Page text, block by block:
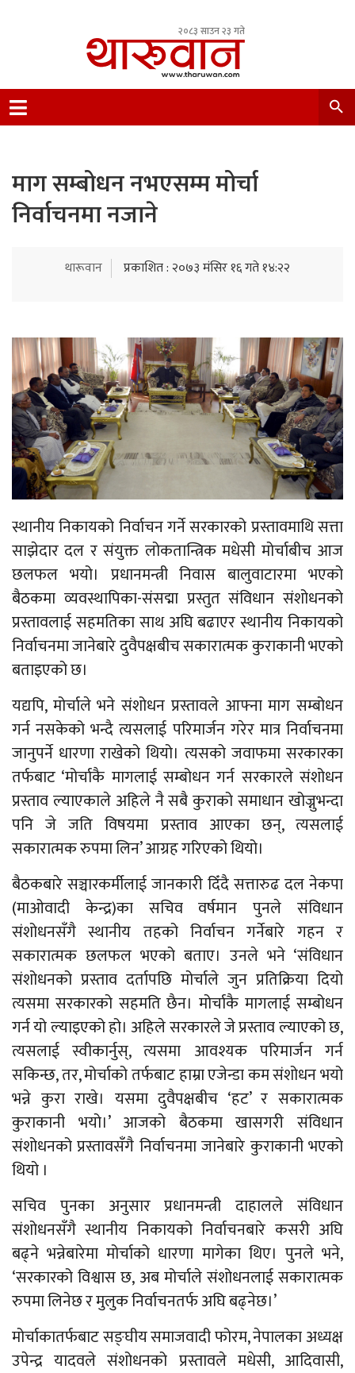
२०८३ साउन २३ गते
Nepal.
माग सम्बोधन नभएसम्म मोर्चा
निर्वाचनमा नजाने
थारूवान प्रकाशित : २०७३ मंसिर १६ गते १४:२२
स्थानीय निकायको निर्वाचन गर्ने सरकारको प्रस्तावमाथि सत्ता
साझेदार दल र संयुक्त लोकतान्त्रिक मधेसी मोर्चाबीच आज
छलफल भयो। प्रधानमन्त्री निवास बालुवाटारमा भएको
बैठकमा व्यवस्थापिका-संसद्मा प्रस्तुत संविधान संशोधनको
प्रस्तावलाई सहमतिका साथ अघि बढाएर स्थानीय निकायको
निर्वाचनमा जानेबारे दुवैपक्षबीच सकारात्मक कुराकानी भएको
बताइएको छ।
यद्यपि, मोर्चाले भने संशोधन प्रस्तावले आफ्ना माग सम्बोधन
गर्न नसकेको भन्दै त्यसलाई परिमार्जन गरेर मात्र निर्वाचनमा
जानुपर्ने धारणा राखेको थियो। त्यसको जवाफमा सरकारका
तर्फबाट ‘मोर्चाकै मागलाई सम्बोधन गर्न सरकारले संशोधन
प्रस्ताव ल्याएकाले अहिले नै सबै कुराको समाधान खोज्नुभन्दा
पनि जे जति विषयमा प्रस्ताव आएका छन्, त्यसलाई
सकारात्मक रुपमा लिन’ आग्रह गरिएको थियो।
बैठकबारे सञ्चारकर्मीलाई जानकारी दिँदै सत्तारुढ दल नेकपा
(माओवादी केन्द्र)का सचिव वर्षमान पुनले संविधान
संशोधनसँगै स्थानीय तहको निर्वाचन गर्नेबारे गहन र
सकारात्मक छलफल भएको बताए। उनले भने ‘संविधान
संशोधनको प्रस्ताव दर्तापछि मोर्चाले जुन प्रतिक्रिया दियो
त्यसमा सरकारको सहमति छैन। मोर्चाकै मागलाई सम्बोधन
गर्न यो ल्याइएको हो। अहिले सरकारले जे प्रस्ताव ल्याएको छ,
त्यसलाई स्वीकार्नुस्, त्यसमा आवश्यक परिमार्जन गर्न
सकिन्छ, तर, मोर्चाको तर्फबाट हाम्रा एजेन्डा कम संशोधन भयो
भन्ने कुरा राखे। यसमा दुवैपक्षबीच ‘हट’ र सकारात्मक
कुराकानी भयो।’ आजको बैठकमा खासगरी संविधान
संशोधनको प्रस्तावसँगै निर्वाचनमा जानेबारे कुराकानी भएको
थियो ।
सचिव पुनका अनुसार प्रधानमन्त्री दाहालले संविधान
संशोधनसँगै स्थानीय निकायको निर्वाचनबारे कसरी अघि
बढ्ने भन्नेबारेमा मोर्चाको धारणा मागेका थिए। पुनले भने,
‘सरकारको विश्वास छ, अब मोर्चाले संशोधनलाई सकारात्मक
रुपमा लिनेछ र मुलुक निर्वाचनतर्फ अघि बढ्नेछ।’
मोर्चाकातर्फबाट सङ्घीय समाजवादी फोरम, नेपालका अध्यक्ष
उपेन्द्र यादवले संशोधनको प्रस्तावले मधेसी, आदिवासी,